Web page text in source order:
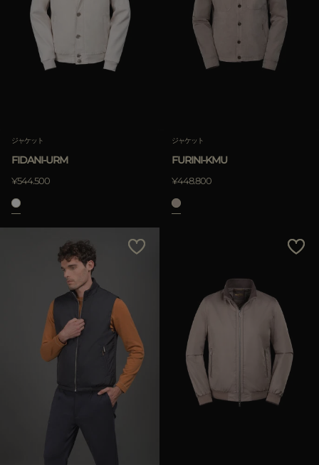
ジャケット
FIDANI-URM
¥544.500
ジャケット
FURINI-KMU
¥448.800